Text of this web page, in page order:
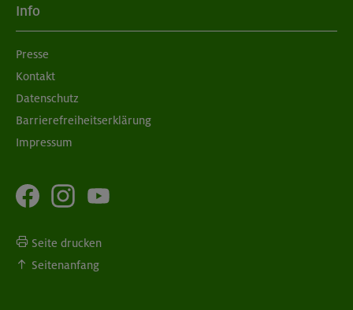
Info
Presse
Kontakt
Datenschutz
Barrierefreiheitserklärung
Impressum
Seite drucken
Seitenanfang